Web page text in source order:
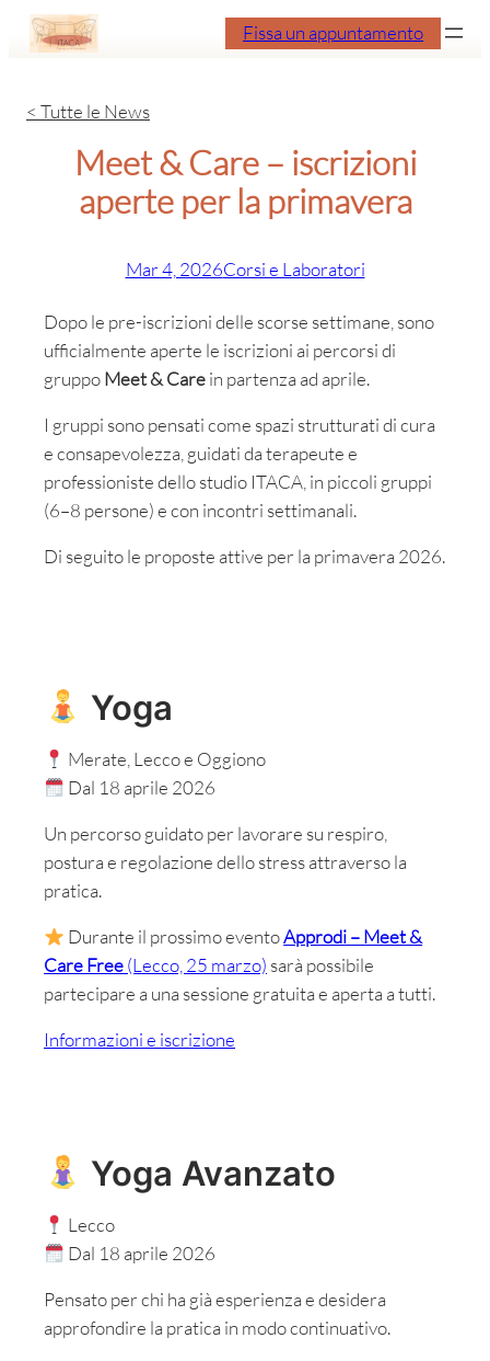
Fissa un appuntamento
< Tutte le News
Meet & Care – iscrizioni
aperte per la primavera
Mar 4, 2026Corsi e Laboratori
Dopo le pre-iscrizioni delle scorse settimane, sono
ufficialmente aperte le iscrizioni ai percorsi di
gruppoMeet & Carein partenza ad aprile.
I gruppi sono pensati come spazi strutturati di cura
e consapevolezza, guidati da terapeute e
professioniste dello studio ITACA, in piccoli gruppi
(6–8 persone) e con incontri settimanali.
Di seguito le proposte attive per la primavera 2026.
Yoga
Merate, Lecco e Oggiono
Dal 18 aprile 2026
Un percorso guidato per lavorare su respiro,
postura e regolazione dello stress attraverso la
pratica.
Durante il prossimo eventoApprodi – Meet &
Care Free(Lecco, 25 marzo) sarà possibile
partecipare a una sessione gratuita e aperta a tutti.
Informazioni e iscrizione
Yoga Avanzato
Lecco
Dal 18 aprile 2026
Pensato per chi ha già esperienza e desidera
approfondire la pratica in modo continuativo.